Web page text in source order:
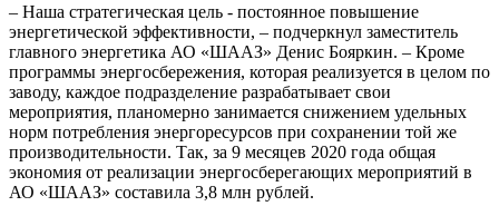
– Наша стратегическая цель - постоянное повышение
энергетической эффективности, – подчеркнул заместитель
главного энергетика АО «ШААЗ» Денис Бояркин. – Кроме
программы энергосбережения, которая реализуется в целом по
заводу, каждое подразделение разрабатывает свои
мероприятия, планомерно занимается снижением удельных
норм потребления энергоресурсов при сохранении той же
производительности. Так, за 9 месяцев 2020 года общая
экономия от реализации энергосберегающих мероприятий в
АО «ШААЗ» составила 3,8 млн рублей.